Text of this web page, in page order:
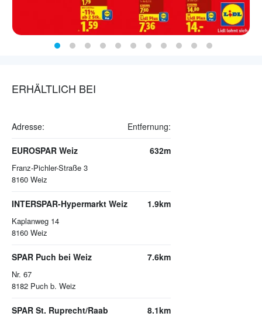
ERHÄLTLICH BEI
Adresse: Entfernung:
EUROSPAR Weiz
Franz-Pichler-Straße 3
8160 Weiz
632m
INTERSPAR-Hypermarkt Weiz
Kaplanweg 14
8160 Weiz
1.9km
SPAR Puch bei Weiz
Nr. 67
8182 Puch b. Weiz
7.6km
SPAR St. Ruprecht/Raab 8.1km